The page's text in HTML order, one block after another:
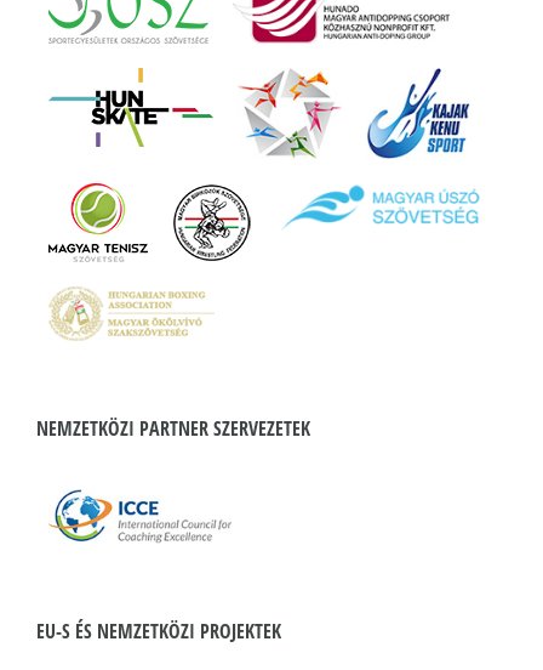
NEMZETKÖZI PARTNER SZERVEZETEK
EU-S ÉS NEMZETKÖZI PROJEKTEK